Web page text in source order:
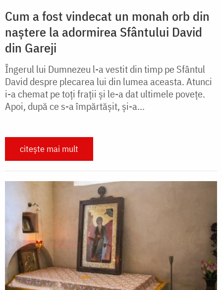
Cum a fost vindecat un monah orb din
naștere la adormirea Sfântului David
din Gareji
Îngerul lui Dumnezeu l-a vestit din timp pe Sfântul
David despre plecarea lui din lumea aceasta. Atunci
i-a chemat pe toţi fraţii şi le-a dat ultimele poveţe.
Apoi, după ce s-a împărtăşit, şi-a...
citește mai mult